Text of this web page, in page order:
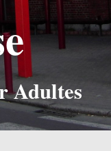
Adultes